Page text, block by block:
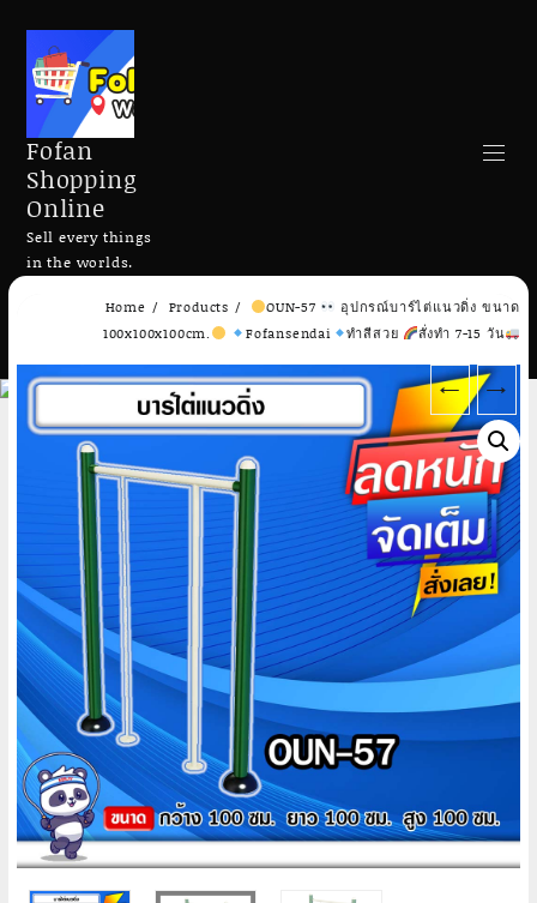
Skip
Fofan
Shopping
Online
Sell every things
in the worlds.
Search
Home Products OUN-57
อุปกรณ์บาร์ไต่แนวดิ่ง ขนาด
100x100x100cm.
Fofansendai ทำสีสวย สั่งทำ 7-15 วัน
← →
Add to cart Add to cart